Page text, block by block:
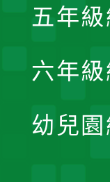
五年
六年級
幼兒園